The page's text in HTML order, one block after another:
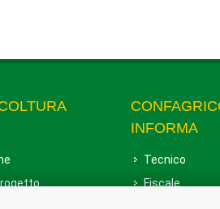
INFORMA
Tecnico
Fiscale